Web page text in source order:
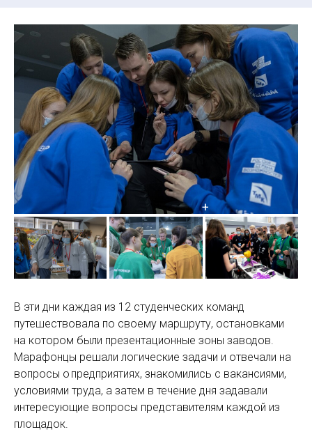
В эти дни каждая из 12 студенческих команд
путешествовала по своему маршруту, остановками
на котором были презентационные зоны заводов.
Марафонцы решали логические задачи и отвечали на
вопросы о предприятиях, знакомились с вакансиями,
условиями труда, а затем в течение дня задавали
интересующие вопросы представителям каждой из
площадок.